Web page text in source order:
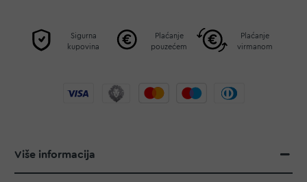
Sigurna
kupovina
Plaćanje
pouzećem
Plaćanje
virmanom
Više informacija